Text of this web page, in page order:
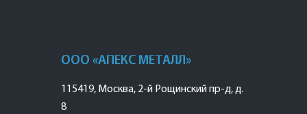
ООО «АПЕКС МЕТАЛЛ»
115419, Москва, 2-й Рощинский пр-д, д.
8